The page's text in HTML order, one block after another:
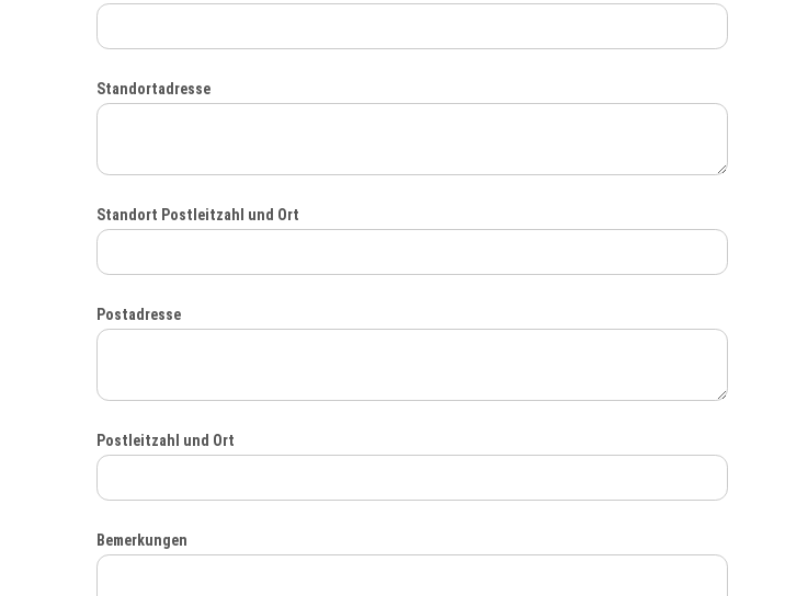
Standortadresse
Standort Postleitzahl und Ort
Postadresse
Postleitzahl und Ort
Bemerkungen